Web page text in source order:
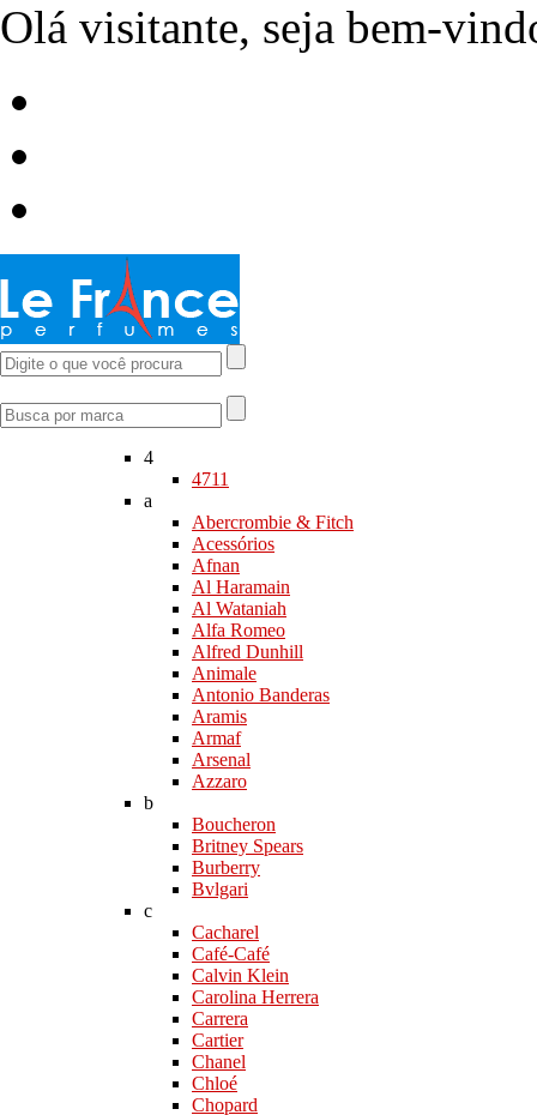
Olá visitante, seja bem-
4
4711
a
Abercrombie & Fitch
Acessórios
Afnan
Al Haramain
Al Wataniah
Alfa Romeo
Alfred Dunhill
Animale
Antonio Banderas
Aramis
Armaf
Arsenal
Azzaro
b
Boucheron
Britney Spears
Burberry
Bvlgari
c
Cacharel
Café-Café
Calvin Klein
Carolina Herrera
Carrera
Cartier
Chanel
Chloé
Chopard